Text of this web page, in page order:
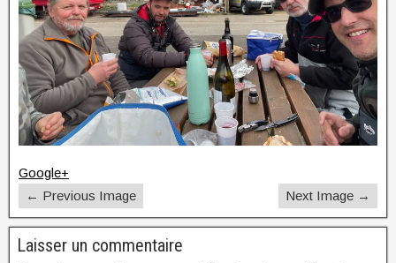
Google+
← Previous Image
Next Image →
Laisser un commentaire